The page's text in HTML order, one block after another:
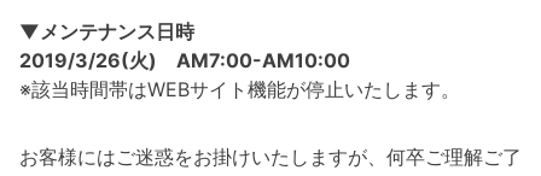
▼メンテナンス日時
2019/3/26(火) AM7:00-AM10:00
※該当時間帯はWEBサイト機能が停止いたします。
お客様にはご迷惑をお掛けいたしますが、何卒ご理解ご了